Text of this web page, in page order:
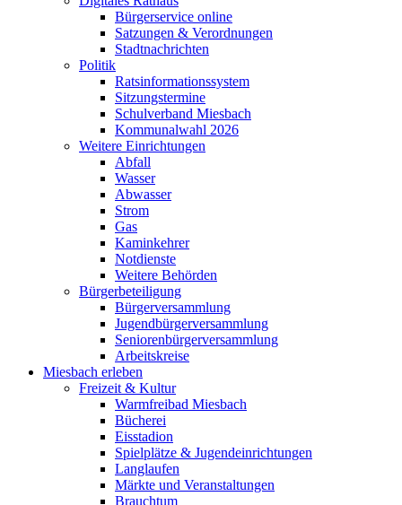
Bürgerservice online
Satzungen & Verordnungen
Stadtnachrichten
Politik
Ratsinformationssystem
Sitzungstermine
Schulverband Miesbach
Kommunalwahl 2026
Weitere Einrichtungen
Abfall
Wasser
Abwasser
Strom
Gas
Kaminkehrer
Notdienste
Weitere Behörden
Bürgerbeteiligung
Bürgerversammlung
Jugendbürgerversammlung
Seniorenbürgerversammlung
Arbeitskreise
Miesbach erleben
Freizeit & Kultur
Warmfreibad Miesbach
Bücherei
Eisstadion
Spielplätze & Jugendeinrichtungen
Langlaufen
Märkte und Veranstaltungen
Brauchtum